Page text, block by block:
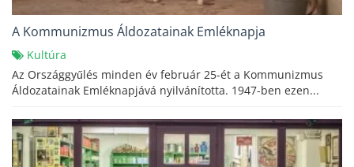
A Kommunizmus Áldozatainak Emléknapja
Kultúra
Az Országgyűlés minden év február 25-ét a Kommunizmus
Áldozatainak Emléknapjává nyilvánította. 1947-ben ezen...